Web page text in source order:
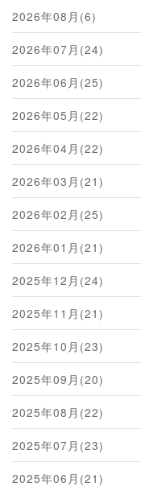
2026年08月(6)
2026年07月(24)
2026年06月(25)
2026年05月(22)
2026年04月(22)
2026年03月(21)
2026年02月(25)
2026年01月(21)
2025年12月(24)
2025年11月(21)
2025年10月(23)
2025年09月(20)
2025年08月(22)
2025年07月(23)
2025年06月(21)